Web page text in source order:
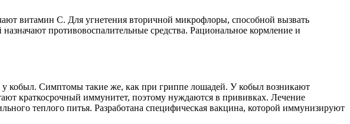
витамин С. Для угнетения вторичной микрофлоры, способной вызвать
противовоспалительные средства. Рациональное кормление и
у кобыл. Симптомы такие же, как при гриппе лошадей. У кобыл возникают
краткосрочный иммунитет, поэтому нуждаются в прививках. Лечение
теплого питья. Разработана специфическая вакцина, которой иммунизируют